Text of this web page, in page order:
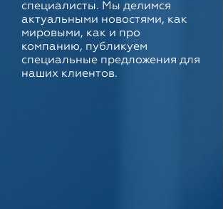
специалисты. Мы делимся
актуальными новостями, как
мировыми, как и про
компанию, публикуем
специальные предложения для
наших клиентов.